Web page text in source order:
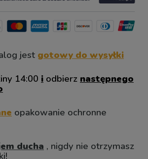
jest gotowy do wysyłki
14:00 i odbierz następnego
opakowanie ochronne
ducha , nigdy nie otrzymasz